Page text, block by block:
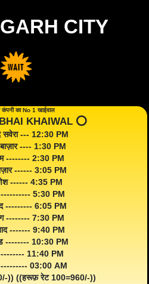
CITY
कंपनी का No 1 खाईवाल
KHAIWAL ⭕️
सवेरा --- 12:30 PM
---- 1:30 PM
-------- 2:30 PM
------ 3:05 PM
------ 4:35 PM
---------- 5:30 PM
--------- 6:05 PM
-------- 7:30 PM
------- 9:40 PM
-------- 10:30 PM
11:40 PM
---------- 03:00 AM
)) ((हरूफ़ रेट 100=960/-))